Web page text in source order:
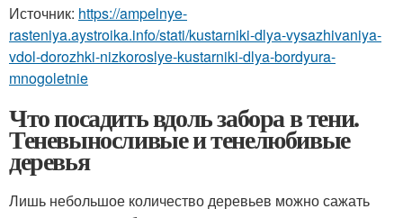
Источник: https://ampelnye-
rasteniya.aystroika.info/stati/kustarniki-dlya-vysazhivaniya-
vdol-dorozhki-nizkoroslye-kustarniki-dlya-bordyura-
mnogoletnie
Что посадить вдоль забора в тени.
Теневыносливые и тенелюбивые
деревья
Лишь небольшое количество деревьев можно сажать